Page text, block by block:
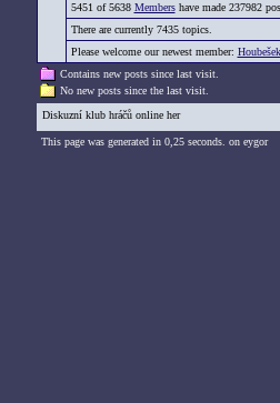
5451 of 5638 Membershave made 237982
There are currently 7435 topics.
Please welcome our newest member: Houbešek
Contains new posts since last visit.
No new posts since the last visit.
Diskuzní klub hráčů online her
This page was generated in 0,25 seconds. on eygor